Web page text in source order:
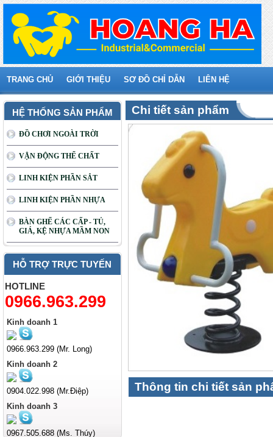
TRANG CHỦ GIỚI THIỆU SƠ ĐỒ CHỈ DẪN LIÊN HỆ
HỆ THỐNG SẢN PHẨM
ĐỒ CHƠI NGOÀI TRỜI
VẬN ĐỘNG THỂ CHẤT
LINH KIỆN PHẦN SẮT
LINH KIỆN PHẦN NHỰA
BÀN GHẾ CÁC CẤP - TỦ,
GIÁ, KỆ NHỰA MẦM NON
HỖ TRỢ TRỰC TUYẾN
HOTLINE
0966.963.299
Kinh doanh 1
0966.963.299 (Mr. Long)
Kinh doanh 2
0904.022.998 (Mr.Điệp)
Kinh doanh 3
0967.505.688 (Ms. Thúy)
Chi tiết sản phẩm
Thông tin chi tiết sản